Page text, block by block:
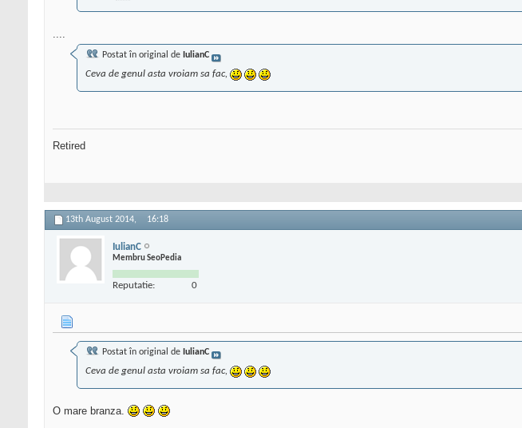
....
Postat în original de IulianC
Ceva de genul asta vroiam sa fac,
Retired
13th August 2014, 16:18
IulianC
Membru SeoPedia
Reputatie: 0
Postat în original de IulianC
Ceva de genul asta vroiam sa fac,
O mare branza.